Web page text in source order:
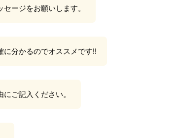
ージをお願いします。
に分かるのでオススメです!!
ご記入ください。